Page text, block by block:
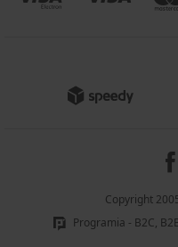
Copyright
Programia - B2C,